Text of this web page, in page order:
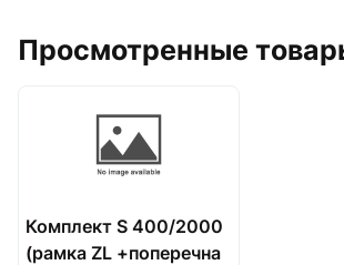
Просмотренные
Комплект S 400/2000
(рамка ZL +поперечна